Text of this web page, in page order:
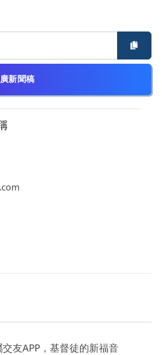
新聞稿
友APP，基督徒的新福音